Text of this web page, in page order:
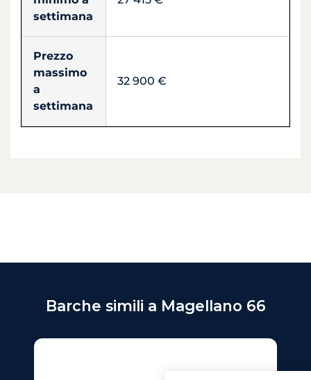
settimana
Prezzo
massimo
a
settimana
32 900 €
Barche simili a Magellano 66